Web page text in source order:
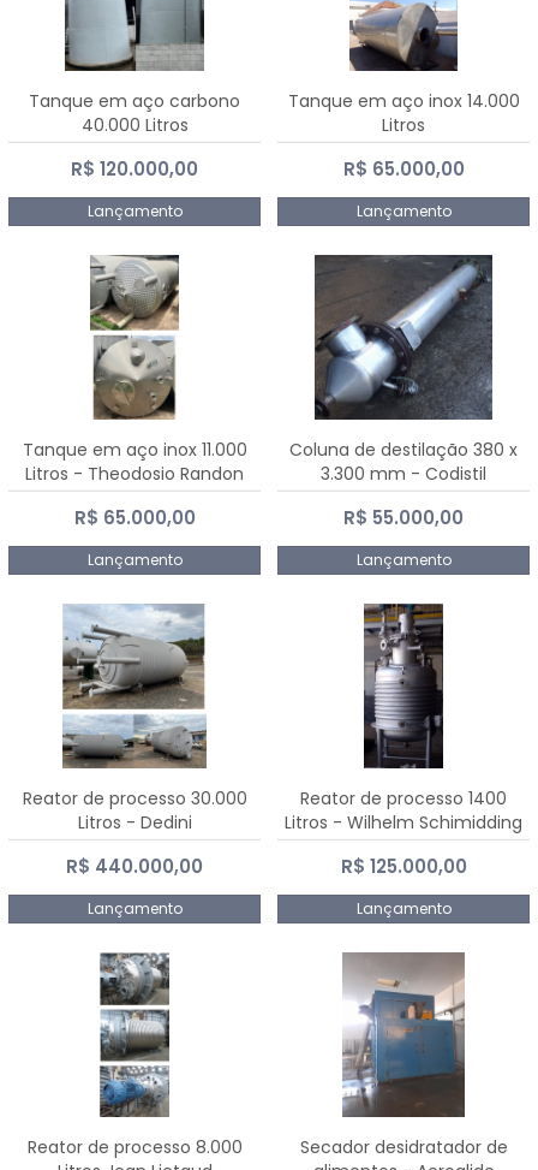
Tanque em aço carbono
40.000 Litros
R$ 120.000,00
Lançamento
Tanque em aço inox 14.000
Litros
R$ 65.000,00
Lançamento
Tanque em aço inox 11.000
Litros - Theodosio Randon
R$ 65.000,00
Lançamento
Coluna de destilação 380 x
3.300 mm - Codistil
R$ 55.000,00
Lançamento
Reator de processo 30.000
Litros - Dedini
R$ 440.000,00
Lançamento
Reator de processo 1400
Litros - Wilhelm Schimidding
R$ 125.000,00
Lançamento
Reator de processo 8.000
Secador desidratador de